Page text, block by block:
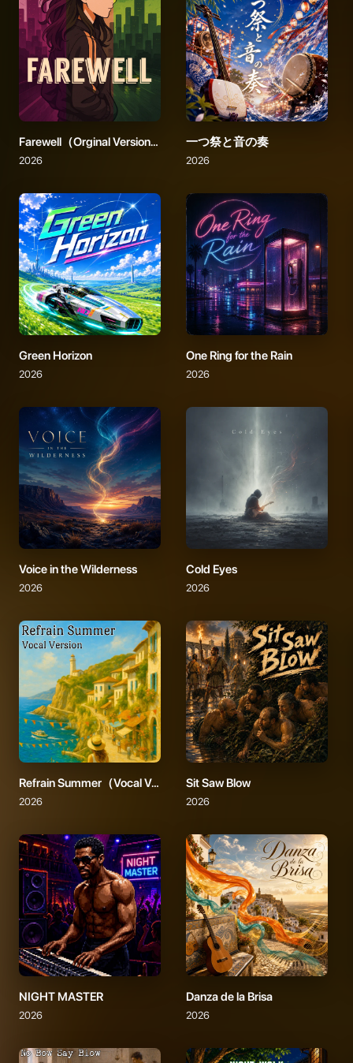
Farewell（Orginal Version）
2026
一つ祭と音の奏
2026
Green Horizon
2026
One Ring for the Rain
2026
Voice in the Wilderness
2026
Cold Eyes
2026
Refrain Summer（Vocal Version）
2026
Sit Saw Blow
2026
NIGHT MASTER
2026
Danza de la Brisa
2026